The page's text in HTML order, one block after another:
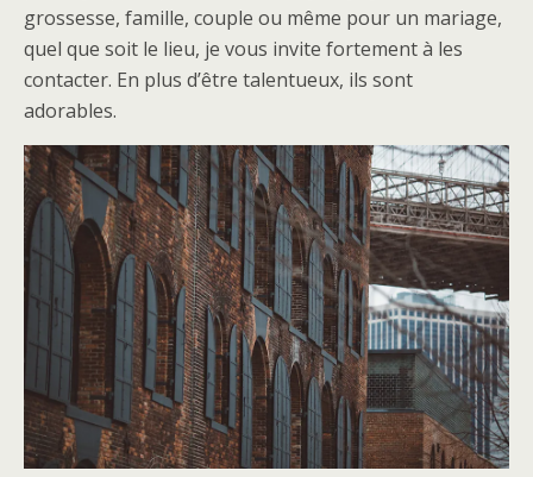
grossesse, famille, couple ou même pour un mariage,
quel que soit le lieu, je vous invite fortement à les
contacter. En plus d’être talentueux, ils sont
adorables.